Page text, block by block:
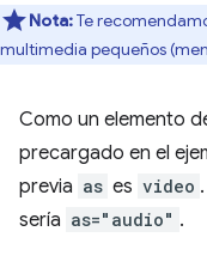
Nota:Te
multimedia pequeños
Como un elemento
precargado en el
previa as es video
sería as="audio" .